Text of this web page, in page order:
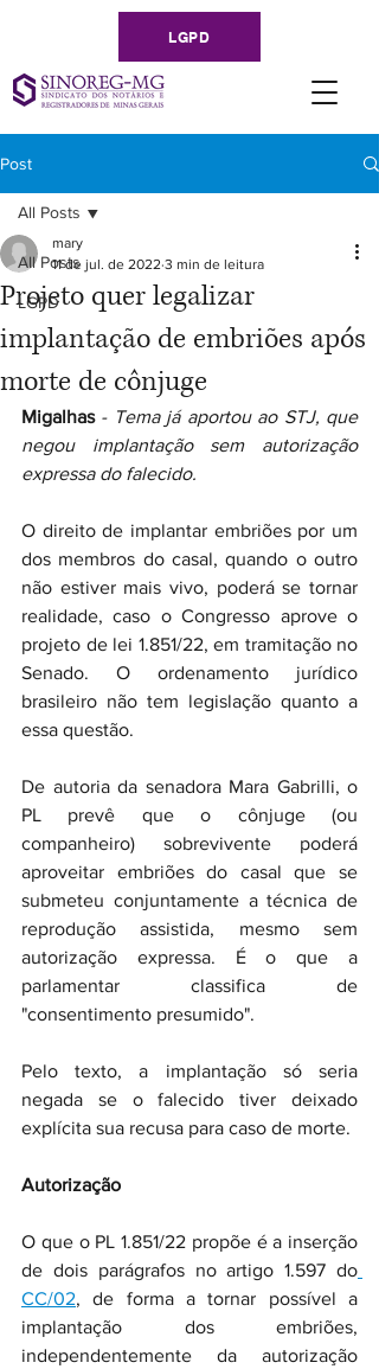
LGPD
Post
All Posts
LGPD
All Posts
Projeto quer legalizar
implantação de embriões após
morte de cônjuge
mary
11 de jul. de 2022 3 min de leitura
Migalhas - Tema já aportou ao STJ, que
negou implantação sem autorização
expressa do falecido.
O direito de implantar embriões por um
dos membros do casal, quando o outro
não estiver mais vivo, poderá se tornar
realidade, caso o Congresso aprove o
projeto de lei 1.851/22, em tramitação no
Senado. O ordenamento jurídico
brasileiro não tem legislação quanto a
essa questão.
De autoria da senadora Mara Gabrilli, o
PL prevê que o cônjuge (ou
companheiro) sobrevivente poderá
aproveitar embriões do casal que se
submeteu conjuntamente a técnica de
reprodução assistida, mesmo sem
autorização expressa. É o que a
parlamentar classifica de
"consentimento presumido".
Pelo texto, a implantação só seria
negada se o falecido tiver deixado
explícita sua recusa para caso de morte.
Autorização
O que o PL 1.851/22 propõe é a inserção
de dois parágrafos no artigo 1.597 do
CC/02, de forma a tornar possível a
implantação dos embriões,
independentemente da autorização